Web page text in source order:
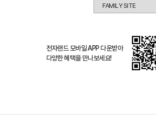
전자랜드 모바일 APP 다운받아
다양한 혜택을 만나보세요!